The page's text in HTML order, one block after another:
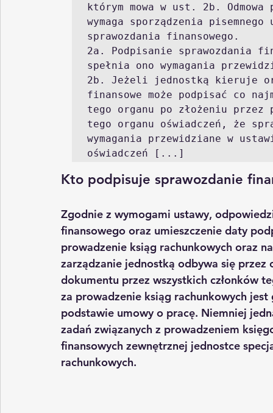
którym mowa w ust. 2b.
wymaga sporządzenia
sprawozdania finansowego.
2a. Podpisanie sprawozdania
spełnia ono wymagania
2b. Jeżeli jednostką kieruje
finansowe może podpisać co
tego organu po złożeniu przez
tego organu oświadczeń, że
wymagania przewidziane w
oświadczeń [...]
Kto podpisuje sprawozdanie
Zgodnie z wymogami ustawy,
finansowego oraz umieszczenie daty
prowadzenie ksiąg rachunkowych oraz
zarządzanie jednostką odbywa się
dokumentu przez wszystkich członków
za prowadzenie ksiąg rachunkowych
podstawie umowy o pracę. Niemniej
zadań związanych z prowadzeniem
finansowych zewnętrznej jednostce
rachunkowych.